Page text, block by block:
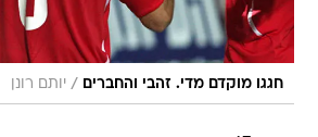
חגגו מוקדם מדי. זהבי והחברים / יותם רונן